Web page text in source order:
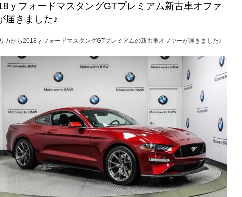
ｙフォードマスタングGTプレミアム新古車オファ
届きました♪
カから2018ｙフォードマスタングGTプレミアムの新古車オファーが届きました♪